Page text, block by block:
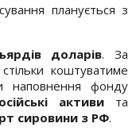
планується з
доларів. За
коштуватиме
наповнення фонду
активи та
сировини з РФ.